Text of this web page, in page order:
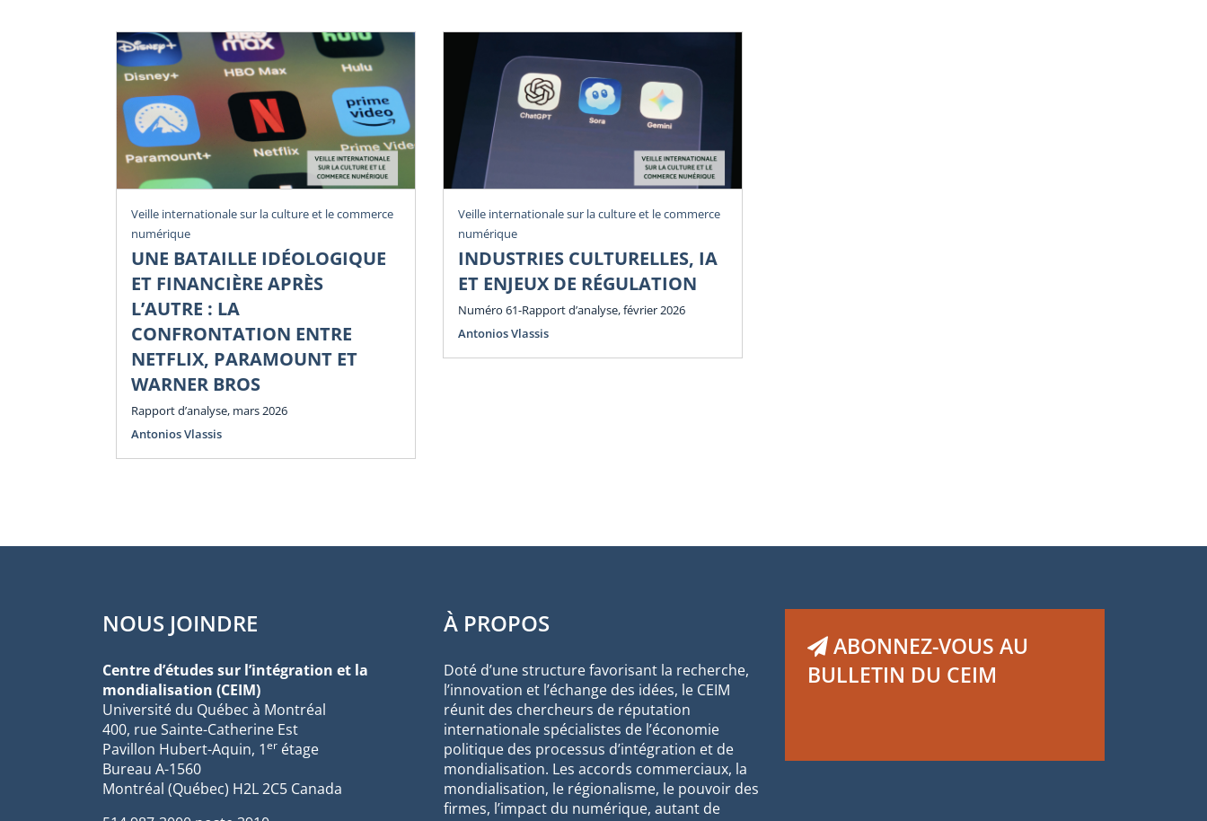
Veille internationale sur la culture et le commerce
numérique
UNE BATAILLE IDÉOLOGIQUE
ET FINANCIÈRE APRÈS
L’AUTRE : LA
CONFRONTATION ENTRE
NETFLIX, PARAMOUNT ET
WARNER BROS
Rapport d’analyse, mars 2026
Antonios Vlassis
Veille internationale sur la culture et le commerce
numérique
INDUSTRIES CULTURELLES, IA
ET ENJEUX DE RÉGULATION
Numéro 61-Rapport d’analyse, février 2026
Antonios Vlassis
NOUS JOINDRE
Centre d’études sur l’intégration et la
mondialisation (CEIM)
Université du Québec à Montréal
400, rue Sainte-Catherine Est
Pavillon Hubert-Aquin, 1er étage
Bureau A-1560
Montréal (Québec) H2L 2C5 Canada
À PROPOS
Doté d’une structure favorisant la recherche,
l’innovation et l’échange des idées, le CEIM
réunit des chercheurs de réputation
internationale spécialistes de l’économie
politique des processus d’intégration et de
mondialisation. Les accords commerciaux, la
mondialisation, le régionalisme, le pouvoir des
firmes, l’impact du numérique, autant de
ABONNEZ-VOUS AU
BULLETIN DU CEIM